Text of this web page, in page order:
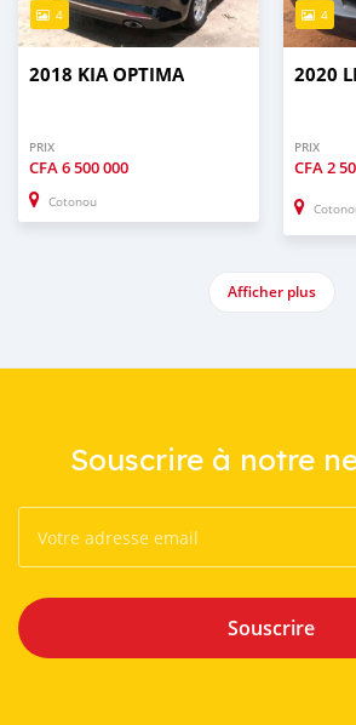
4
2018 KIA OPTIMA
PRIX
CFA6 500 000
Cotonou
4
2020
PRIX
CFA2
Afficher plus
Souscrire à notre
Souscrire